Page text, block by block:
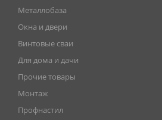
Металлобаза
Окна и двери
Винтовые сваи
Для дома и дачи
Прочие товары
Монтаж
Профнастил